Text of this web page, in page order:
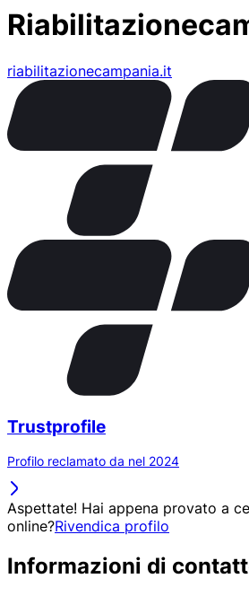
riabilitazionecampania.it
Trustprofile
Profilo reclamato da nel 2024
Aspettate! Hai appena provato a
online?Rivendica profilo
Informazioni di